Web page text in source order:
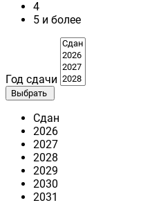
4
5 и более
Год сдачи
Выбрать
Сдан
2026
2027
2028
2029
2030
2031